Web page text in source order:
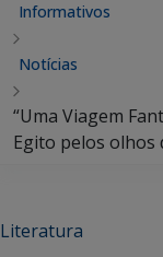
Informativos
Notícias
“Uma Viagem
Egito pelos olhos
Literatura